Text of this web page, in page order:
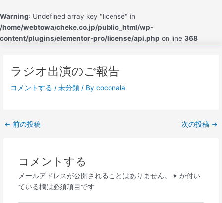
Warning: Undefined array key "license" in
/home/webtowa/cheke.co.jp/public_html/wp-
content/plugins/elementor-pro/license/api.php on line 368
容
を
ス
ラジオ出演のご報告
コメントする /未分類 / Bycoconala
← 前の投稿 次の投稿 →
コメントする
メールアドレスが公開されることはありません。 ※ が付い
ている欄は必須項目です